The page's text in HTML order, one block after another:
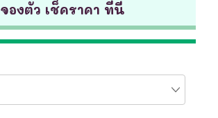
จองตั๋ว เช็คราคา ที่นี่